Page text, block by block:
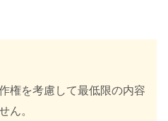
権を考慮して最低限の内容
ん。